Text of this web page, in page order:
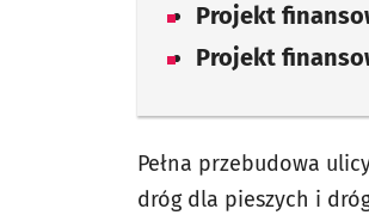
Projekt
Projekt
Pełna przebudowa
dróg dla pieszych i